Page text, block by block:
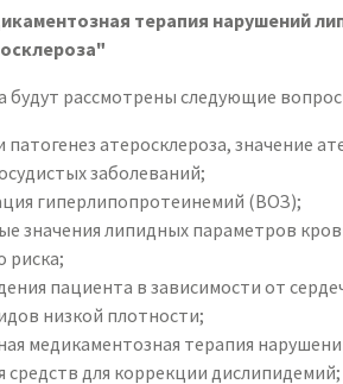
терапия нарушений
будут рассмотрены следующие
патогенез атеросклероза, значение
заболеваний;
гиперлипопротеинемий (ВОЗ);
значения липидных параметров
риска;
пациента в зависимости от
низкой плотности;
медикаментозная терапия
средств для коррекции дислипидемий;